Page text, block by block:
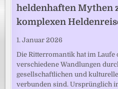
heldenhaften Mythen
komplexen
1. Januar 2026
Die Ritterromantik hat im Laufe
verschiedene Wandlungen
gesellschaftlichen und
verbunden sind. Ursprünglich